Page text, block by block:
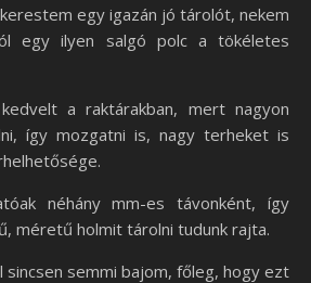
egy igazán jó tárolót, nekem
egy ilyen salgó polc a tökéletes
a raktárakban, mert nagyon
így mozgatni is, nagy terheket is
néhány mm-es távonként, így
méretű holmit tárolni tudunk rajta.
sincsen semmi bajom, főleg, hogy ezt